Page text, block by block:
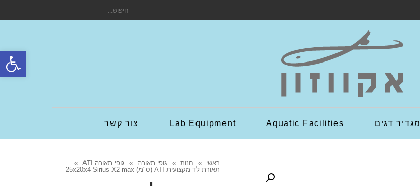
פתח
חיפוש
מגדיר דגים Aquatic Facilities
Lab Equipment צור קשר
ראשי » חנות » גופי תאורה » גופי תאורה ATI
»
תאורת לד מקצועית ATI (ס"מ) 25x20x4 Sirius X2 max